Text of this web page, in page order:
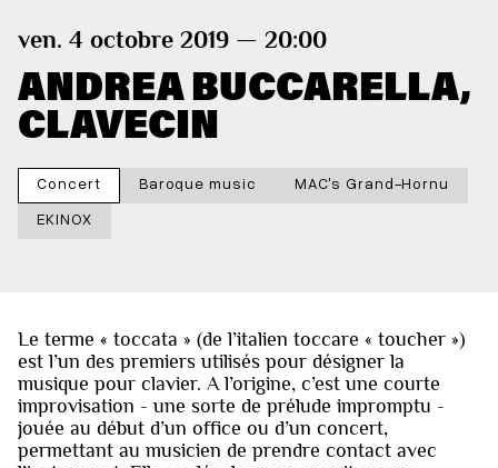
ven. 4 octobre 2019 — 20:00
ANDREA BUCCARELLA,
CLAVECIN
Concert Baroque music
MAC's Grand-Hornu
EKINOX
Le terme « toccata » (de l’italien toccare « toucher »)
est l’un des premiers utilisés pour désigner la
musique pour clavier. A l’origine, c’est une courte
improvisation - une sorte de prélude impromptu -
jouée au début d’un office ou d’un concert,
permettant au musicien de prendre contact avec